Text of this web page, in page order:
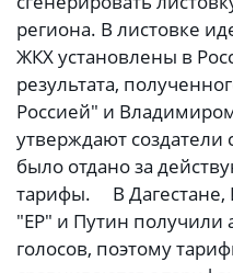
региона. В листовке
ЖКХ установлены в
результата,
Россией" и
утверждают создатели
было отдано за
тарифы. В Дагестане,
"ЕР" и Путин получили
голосов, поэтому